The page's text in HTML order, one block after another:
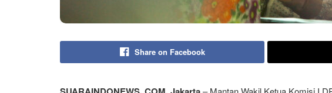
Share on Facebook